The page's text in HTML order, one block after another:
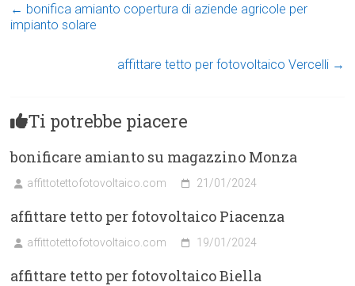
← bonifica amianto copertura di aziende agricole per
impianto solare
affittare tetto per fotovoltaico Vercelli →
Ti potrebbe piacere
bonificare amianto su magazzino Monza
affittotettofotovoltaico.com 21/01/2024
affittare tetto per fotovoltaico Piacenza
affittotettofotovoltaico.com 19/01/2024
affittare tetto per fotovoltaico Biella